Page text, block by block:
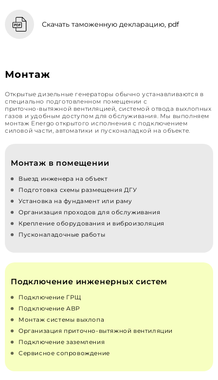
Скачать таможенную декларацию, pdf
Монтаж
Открытые дизельные генераторы обычно устанавливаются в
специально подготовленном помещении с
приточно‑вытяжной вентиляцией, системой отвода выхлопных
газов и удобным доступом для обслуживания. Мы выполняем
монтаж Energo открытого исполнения с подключением
силовой части, автоматики и пусконаладкой на объекте.
Монтаж в помещении
Выезд инженера на объект
Подготовка схемы размещения ДГУ
Установка на фундамент или раму
Организация проходов для обслуживания
Крепление оборудования и виброизоляция
Пусконаладочные работы
Подключение инженерных систем
Подключение ГРЩ
Подключение АВР
Монтаж системы выхлопа
Организация приточно‑вытяжной вентиляции
Подключение заземления
Сервисное сопровождение